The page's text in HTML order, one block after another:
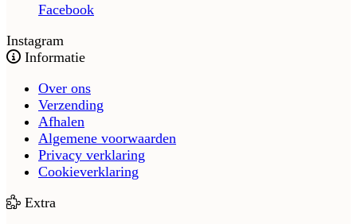
Facebook
Instagram
Informatie
Over ons
Verzending
Afhalen
Algemene voorwaarden
Privacy verklaring
Cookieverklaring
Extra